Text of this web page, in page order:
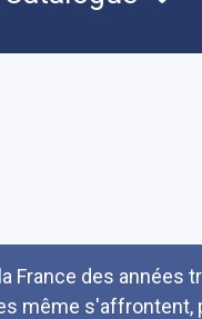
France des années
même s'affrontent,